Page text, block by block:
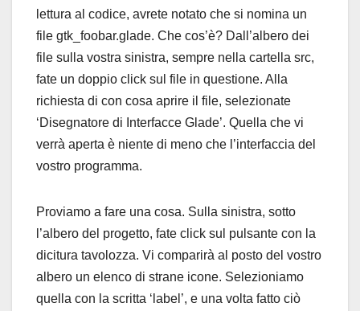
lettura al codice, avrete notato che si nomina un
file gtk_foobar.glade. Che cos’è? Dall’albero dei
file sulla vostra sinistra, sempre nella cartella src,
fate un doppio click sul file in questione. Alla
richiesta di con cosa aprire il file, selezionate
‘Disegnatore di Interfacce Glade’. Quella che vi
verrà aperta è niente di meno che l’interfaccia del
vostro programma.
Proviamo a fare una cosa. Sulla sinistra, sotto
l’albero del progetto, fate click sul pulsante con la
dicitura tavolozza. Vi comparirà al posto del vostro
albero un elenco di strane icone. Selezioniamo
quella con la scritta ‘label’, e una volta fatto ciò